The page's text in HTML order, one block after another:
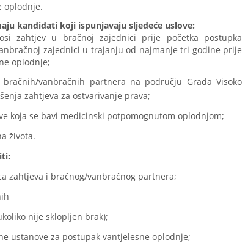
oplodnje.
kandidati koji ispunjavaju sljedeće uslove:
zahtjev u bračnoj zajednici prije početka postupka
zajednici u trajanju od najmanje tri godine prije
oplodnje;
vanbračnih partnera na području Grada Visoko
zahtjeva za ostvarivanje prava;
koja se bavi medicinski potpomognutom oplodnjom;
života.
zahtjeva i bračnog/vanbračnog partnera;
nije sklopljen brak);
ustanove za postupak vantjelesne oplodnje;